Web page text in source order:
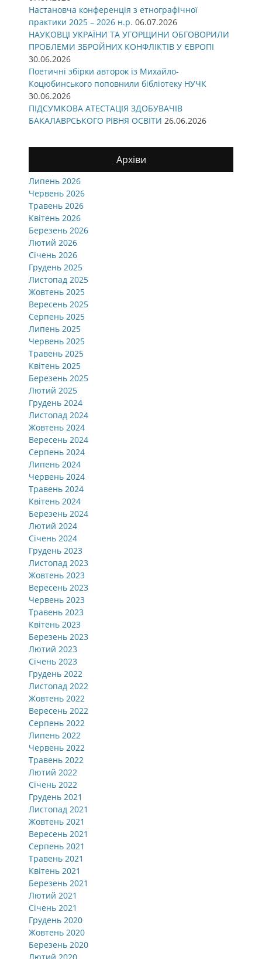
Настановча конференція з етнографічної
практики 2025 – 2026 н.р. 06.07.2026
НАУКОВЦІ УКРАЇНИ ТА УГОРЩИНИ ОБГОВОРИЛИ
ПРОБЛЕМИ ЗБРОЙНИХ КОНФЛІКТІВ У ЄВРОПІ
30.06.2026
Поетичні збірки авторок із Михайло-
Коцюбинського поповнили бібліотеку НУЧК
30.06.2026
ПІДСУМКОВА АТЕСТАЦІЯ ЗДОБУВАЧІВ
БАКАЛАВРСЬКОГО РІВНЯ ОСВІТИ 26.06.2026
Архіви
Липень 2026
Червень 2026
Травень 2026
Квітень 2026
Березень 2026
Лютий 2026
Січень 2026
Грудень 2025
Листопад 2025
Жовтень 2025
Вересень 2025
Серпень 2025
Липень 2025
Червень 2025
Травень 2025
Квітень 2025
Березень 2025
Лютий 2025
Грудень 2024
Листопад 2024
Жовтень 2024
Вересень 2024
Серпень 2024
Липень 2024
Червень 2024
Травень 2024
Квітень 2024
Березень 2024
Лютий 2024
Січень 2024
Грудень 2023
Листопад 2023
Жовтень 2023
Вересень 2023
Червень 2023
Травень 2023
Квітень 2023
Березень 2023
Лютий 2023
Січень 2023
Грудень 2022
Листопад 2022
Жовтень 2022
Вересень 2022
Серпень 2022
Липень 2022
Червень 2022
Травень 2022
Лютий 2022
Січень 2022
Грудень 2021
Листопад 2021
Жовтень 2021
Вересень 2021
Серпень 2021
Травень 2021
Квітень 2021
Березень 2021
Лютий 2021
Січень 2021
Грудень 2020
Жовтень 2020
Березень 2020